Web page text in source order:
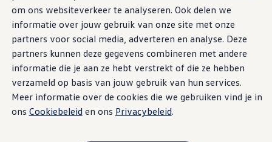
om ons websiteverkeer te analyseren. Ook delen we
informatie over jouw gebruik van onze site met onze
partners voor social media, adverteren en analyse. Deze
partners kunnen deze gegevens combineren met andere
informatie die je aan ze hebt verstrekt of die ze hebben
verzameld op basis van jouw gebruik van hun services.
Meer informatie over de cookies die we gebruiken vind je in
ons Cookiebeleid en ons Privacybeleid.
content
footer
Lease & Financiering
Zakelijk
Full Operational Lease
Financial Lease
Bijtelling
Eigen bijdrage
Help mij kiezen
Privé
Private Lease
Financieren
Help mij kiezen
20Modellen
Elektrisch Benzine Automaat Handgeschakeld
Nieuw